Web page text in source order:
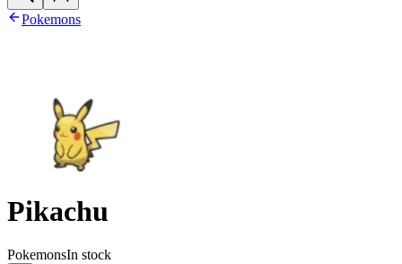
Pokemons
Pikachu
PokemonsIn stock